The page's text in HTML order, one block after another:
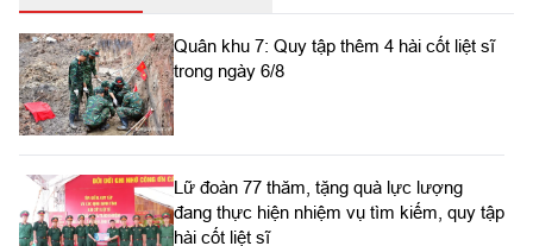
Quân khu 7: Quy tập thêm 4 hài cốt liệt sĩ
trong ngày 6/8
Lữ đoàn 77 thăm, tặng quà lực lượng
đang thực hiện nhiệm vụ tìm kiếm, quy tập
hài cốt liệt sĩ